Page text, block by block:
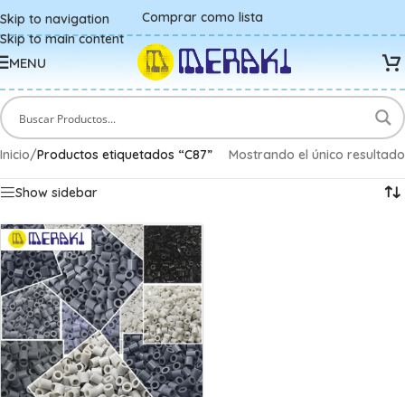
Skip to navigation
Skip to main content
Comprar como lista
MENU
Inicio/Productos etiquetados “C87” Mostrando el único resultado
Show sidebar